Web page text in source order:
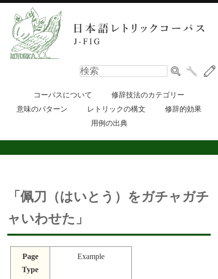
コーパスについて
修辞技法のカテゴリー
意味のパターン
レトリックの構文
修辞的効果
用例の出典
「佩刀（はいとう）をガチャガチ
ャいわせた」
Page
Type
Example